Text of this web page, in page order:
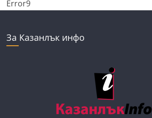
Error9
За Казанлък инфо